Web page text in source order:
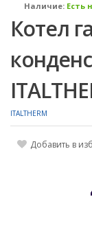
Наличие: Есть
Котел
ITALTHERM
Добавить в